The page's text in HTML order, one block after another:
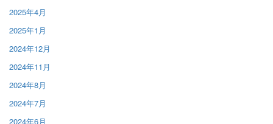
2025年4月
2025年1月
2024年12月
2024年11月
2024年8月
2024年7月
2024年6月